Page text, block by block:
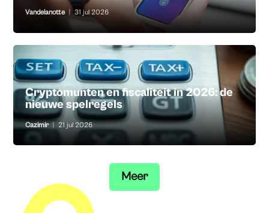
Vandelanotte 31 jul 2026
Cryptomunten en fiscaliteit in 2026: de
nieuwe spelregels
Cazimir 21 jul 2026
Meer